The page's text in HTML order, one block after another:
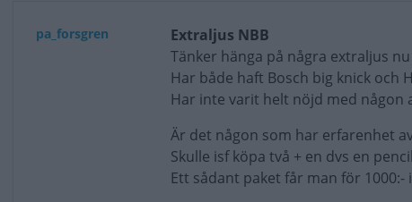
pa_forsgren
Extraljus NBB
Tänker hänga på några extraljus
Har både haft Bosch big knick och
Har inte varit helt nöjd med någon
Är det någon som har erfarenhet
Skulle isf köpa två + en dvs en
Ett sådant paket får man för 1000:-